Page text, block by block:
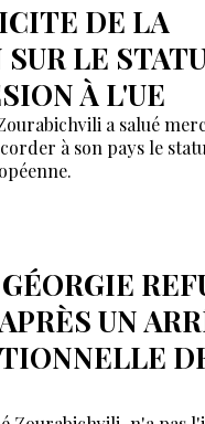
DE LA
LE
À L'UE
a salué
à son pays le
UN